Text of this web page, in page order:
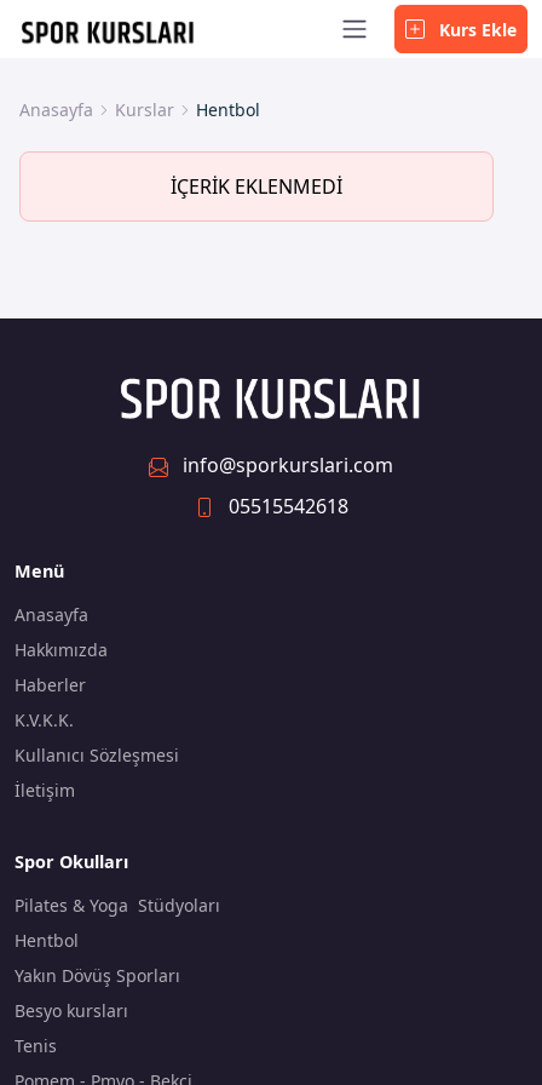
Kurs Ekle
Anasayfa Kurslar Hentbol
İÇERİK EKLENMEDİ
info@sporkurslari.com
05515542618
Menü
Anasayfa
Hakkımızda
Haberler
K.V.K.K.
Kullanıcı Sözleşmesi
İletişim
Spor Okulları
Pilates & Yoga Stüdyoları
Hentbol
Yakın Dövüş Sporları
Besyo kursları
Tenis